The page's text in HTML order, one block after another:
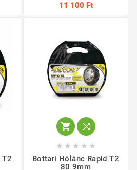
11 100 Ft
T2
 
    
Bottari Hólánc Rapid T2
80 9mm